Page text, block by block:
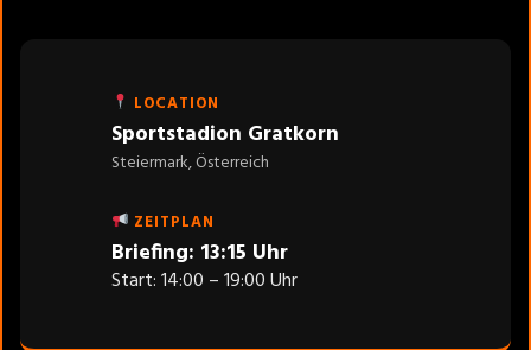
LOCATION
Sportstadion Gratkorn
Steiermark, Österreich
ZEITPLAN
Briefing: 13:15 Uhr
Start: 14:00 – 19:00 Uhr